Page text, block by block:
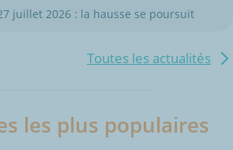
juillet 2026 : la hausse se poursuit
Toutes les actualités
les plus populaires